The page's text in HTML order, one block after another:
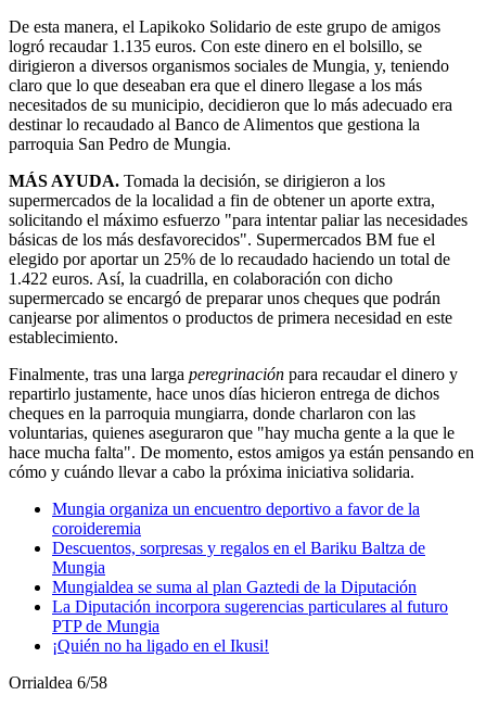
De esta manera, el Lapikoko Solidario de este grupo de amigos
logró recaudar 1.135 euros. Con este dinero en el bolsillo, se
dirigieron a diversos organismos sociales de Mungia, y, teniendo
claro que lo que deseaban era que el dinero llegase a los más
necesitados de su municipio, decidieron que lo más adecuado era
destinar lo recaudado al Banco de Alimentos que gestiona la
parroquia San Pedro de Mungia.
MÁS AYUDA. Tomada la decisión, se dirigieron a los
supermercados de la localidad a fin de obtener un aporte extra,
solicitando el máximo esfuerzo "para intentar paliar las necesidades
básicas de los más desfavorecidos". Supermercados BM fue el
elegido por aportar un 25% de lo recaudado haciendo un total de
1.422 euros. Así, la cuadrilla, en colaboración con dicho
supermercado se encargó de preparar unos cheques que podrán
canjearse por alimentos o productos de primera necesidad en este
establecimiento.
Finalmente, tras una larga peregrinación para recaudar el dinero y
repartirlo justamente, hace unos días hicieron entrega de dichos
cheques en la parroquia mungiarra, donde charlaron con las
voluntarias, quienes aseguraron que "hay mucha gente a la que le
hace mucha falta". De momento, estos amigos ya están pensando en
cómo y cuándo llevar a cabo la próxima iniciativa solidaria.
Mungia organiza un encuentro deportivo a favor de la
coroideremia
Descuentos, sorpresas y regalos en el Bariku Baltza de
Mungia
Mungialdea se suma al plan Gaztedi de la Diputación
La Diputación incorpora sugerencias particulares al futuro
PTP de Mungia
¡Quién no ha ligado en el Ikusi!
Orrialdea 6/58